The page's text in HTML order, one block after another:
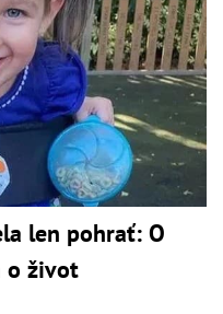
len pohrať: O
o život